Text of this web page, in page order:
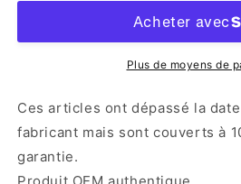
Mat
C13T05484010
d&#39;encre
noir
(TVA
incluse)
Noir
Mat
C13T05484010
d&#39;encre
noir
incluse)
Plus de moyens de
Ces articles ont dépassé la
fabricant mais sont couverts à
garantie.